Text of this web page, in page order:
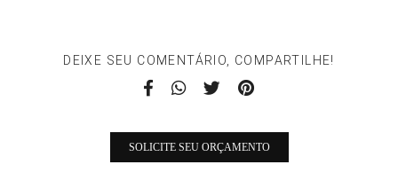
DEIXE SEU COMENTÁRIO, COMPARTILHE!
SOLICITE SEU ORÇAMENTO